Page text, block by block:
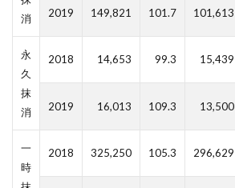
消
2019 149,821 101.7 101,613
永
久
抹
消
2018 14,653 99.3 15,439
2019 16,013 109.3 13,500
一
時
2018 325,250 105.3 296,629